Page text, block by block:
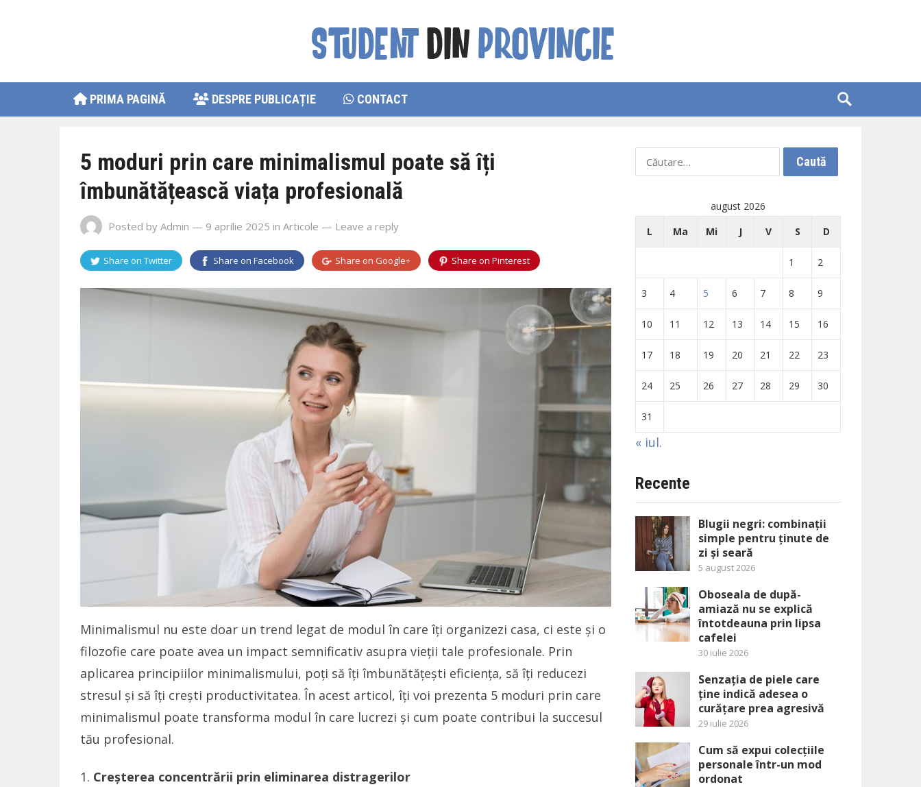
PRIMA PAGINĂ DESPRE PUBLICAȚIE CONTACT
5 moduri prin care minimalismul poate să îți
îmbunătățească viața profesională
Posted by Admin — 9 aprilie 2025 in Articole — Leave a reply
Share on Twitter Share on Facebook Share on Google+ Share on Pinterest
Minimalismul nu este doar un trend legat de modul în care îți organizezi casa, ci este și o
filozofie care poate avea un impact semnificativ asupra vieții tale profesionale. Prin
aplicarea principiilor minimalismului, poți să îți îmbunătățești eficiența, să îți reducezi
stresul și să îți crești productivitatea. În acest articol, îți voi prezenta 5 moduri prin care
minimalismul poate transforma modul în care lucrezi și cum poate contribui la succesul
tău profesional.
Creșterea concentrării prin eliminarea distragerilor
Caută
după:
august 2026
L
Ma Mi J V S D
1 2
3 4 5 6 7 8 9
10 11 12 13 14 15 16
17 18 19 20 21 22 23
24 25 26 27 28 29 30
31
« iul.
Recente
Blugii negri: combinații
simple pentru ținute de
zi și seară
5 august 2026
Oboseala de după-
amiază nu se explică
întotdeauna prin lipsa
cafelei
30 iulie 2026
Senzația de piele care
ține indică adesea o
curățare prea agresivă
29 iulie 2026
Cum să expui colecțiile
personale într-un mod
ordonat